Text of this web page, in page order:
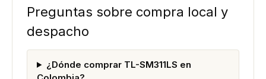
Preguntas sobre compra local y
despacho
¿Dónde comprar TL-SM311LS en